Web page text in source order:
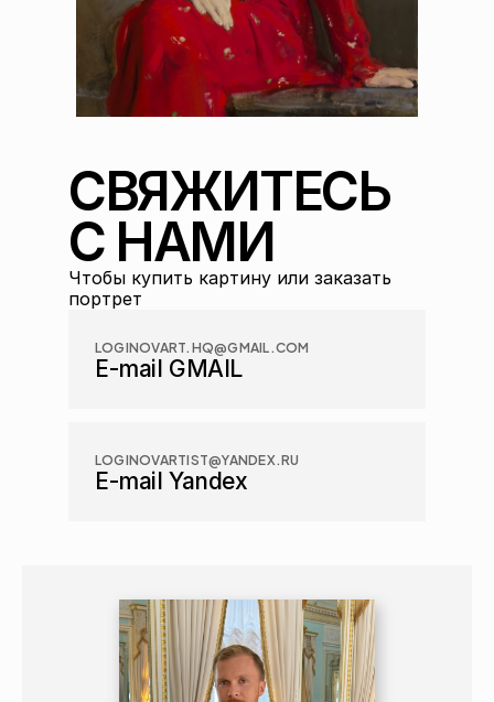
СВЯЖИТЕСЬ
С НАМИ
Чтобы купить картину или заказать
портрет
LOGINOVART.HQ@GMAIL.COM
E-mail GMAIL
LOGINOVARTIST@YANDEX.RU
E-mail Yandex